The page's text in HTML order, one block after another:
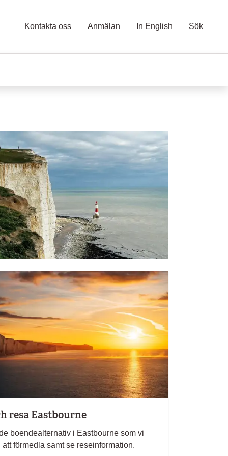
Kontakta oss Anmälan In English Sök
resa Eastbourne
boendealternativ i Eastbourne som vi
förmedla samt se reseinformation.